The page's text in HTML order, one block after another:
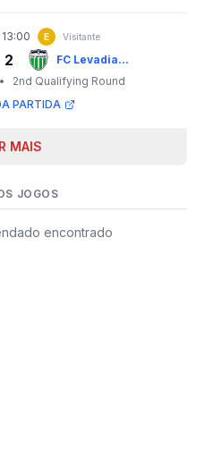
13:00 E Visitante
2
FC Levadia...
•
2nd Qualifying Round
PARTIDA
MAIS
JOGOS
encontrado